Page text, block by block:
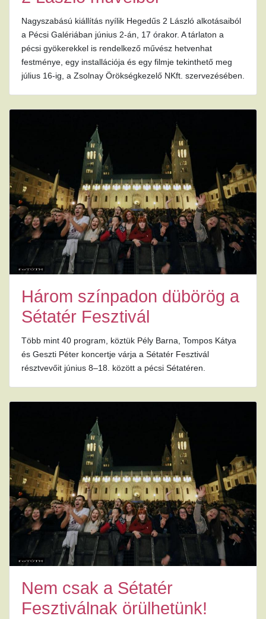
Nagyszabású kiállítás nyílik Hegedűs 2 László alkotásaiból
a Pécsi Galériában június 2-án, 17 órakor. A tárlaton a
pécsi gyökerekkel is rendelkező művész hetvenhat
festménye, egy installációja és egy filmje tekinthető meg
július 16-ig, a Zsolnay Örökségkezelő NKft. szervezésében.
Három színpadon dübörög a
Sétatér Fesztivál
Több mint 40 program, köztük Pély Barna, Tompos Kátya
és Geszti Péter koncertje várja a Sétatér Fesztivál
résztvevőit június 8–18. között a pécsi Sétatéren.
Nem csak a Sétatér
Fesztiválnak örülhetünk!